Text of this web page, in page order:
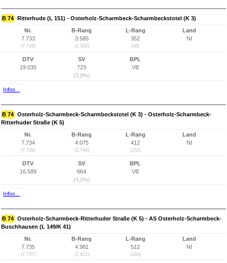
B 74 Ritterhude (L 151) - Osterholz-Scharmbeck-Scharmbeckstotel (K 3)
Nr.
7.733
(7.735)
B-Rang
3.585
(1.303)
L-Rang
352
(98)
Land
NI
DTV
19.035
SV
723
(3,8%)
BPL
VB
Infos...
B 74 Osterholz-Scharmbeck-Scharmbeckstotel (K 3) - Osterholz-Scharmbeck-
Ritterhuder Straße (K 5)
Nr.
7.734
(7.736)
B-Rang
4.075
(1.746)
L-Rang
412
(152)
Land
NI
DTV
16.589
SV
664
(4,0%)
BPL
VB
Infos...
B 74 Osterholz-Scharmbeck-Ritterhuder Straße (K 5) - AS Osterholz-Scharmbeck-
Buschhausen (L 149/K 41)
Nr.
7.735
(7.737)
B-Rang
4.981
(2.621)
L-Rang
512
(246)
Land
NI